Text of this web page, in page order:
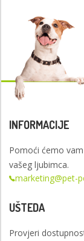
INFORMACIJE
Pomoći ćemo
vašeg ljubimca.
marketing@pet-
UŠTEDA
Provjeri